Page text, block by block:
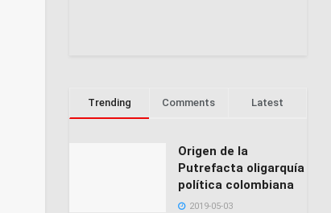
Trending Comments Latest
Origen de la
Putrefacta oligarquía
política colombiana
2019-05-03